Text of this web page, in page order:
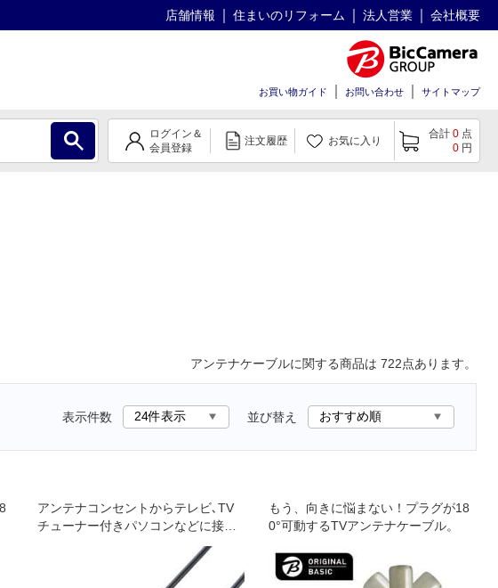
店舗情報 住まいのリフォーム 法人営業 会社概要
お買い物ガイド お問い合わせ サイトマップ
ログイン＆
会員登録
注文履歴 お気に入り
合計 0 点
0 円
アンテナケーブルに関する商品は 722点あります。
表示件数 並び替え
アンテナコンセントからテレビ､TV
チューナー付きパソコンなどに接続
もう、向きに悩まない！プラグが18
0°可動するTVアンテナケーブル。